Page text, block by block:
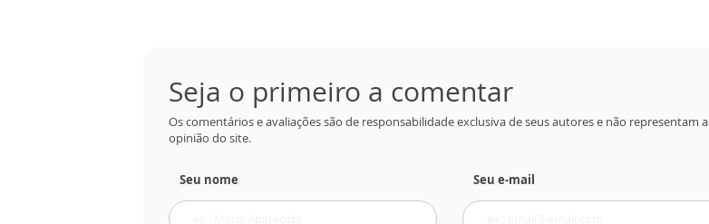
Seja o primeiro a comentar
Os comentários e avaliações são de responsabilidade exclusiva de seus autores e não representam a
opinião do site.
Seu nome Seu e-mail